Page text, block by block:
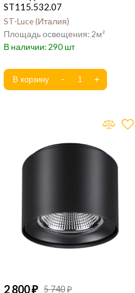
ST115.532.07
ST-Luce Италия
2
290
2 800 5 740